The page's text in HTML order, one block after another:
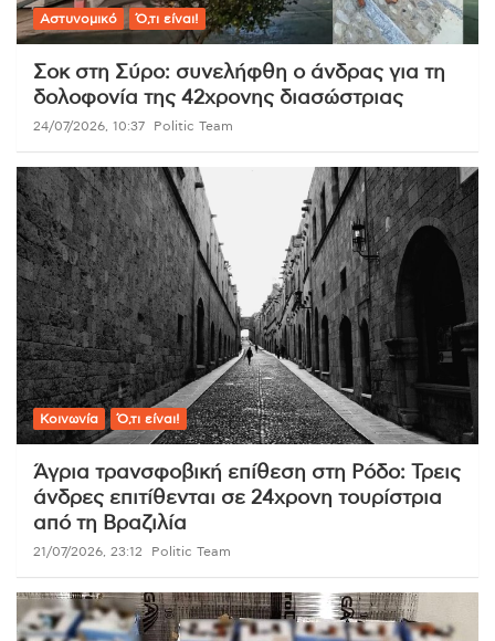
Αστυνομικό Ό,τι είναι!
Σοκ στη Σύρο: συνελήφθη ο άνδρας για τη
δολοφονία της 42χρονης διασώστριας
24/07/2026, 10:37 Politic Team
Κοινωνία Ό,τι είναι!
Άγρια τρανσφοβική επίθεση στη Ρόδο: Τρεις
άνδρες επιτίθενται σε 24χρονη τουρίστρια
από τη Βραζιλία
21/07/2026, 23:12 Politic Team